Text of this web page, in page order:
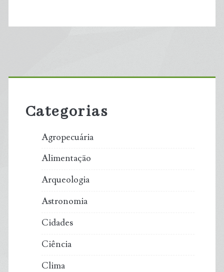
Primary
Sidebar
Categorias
Agropecuária
Alimentação
Arqueologia
Astronomia
Cidades
Ciência
Clima